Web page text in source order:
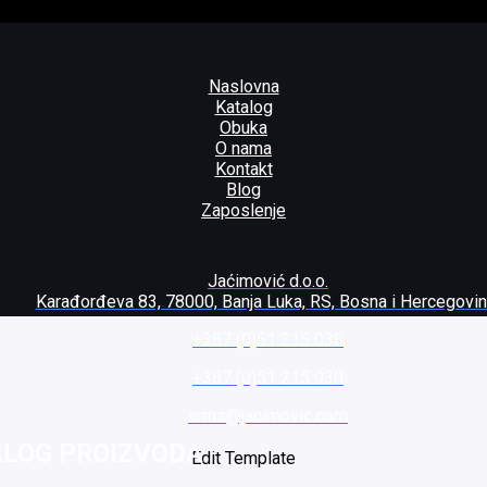
Naslovna
Katalog
Obuka
O nama
Kontakt
Blog
Zaposlenje
Jaćimović d.o.o.
Karađorđeva 83, 78000, Banja Luka, RS, Bosna i
Edit Template
PROIZVODA